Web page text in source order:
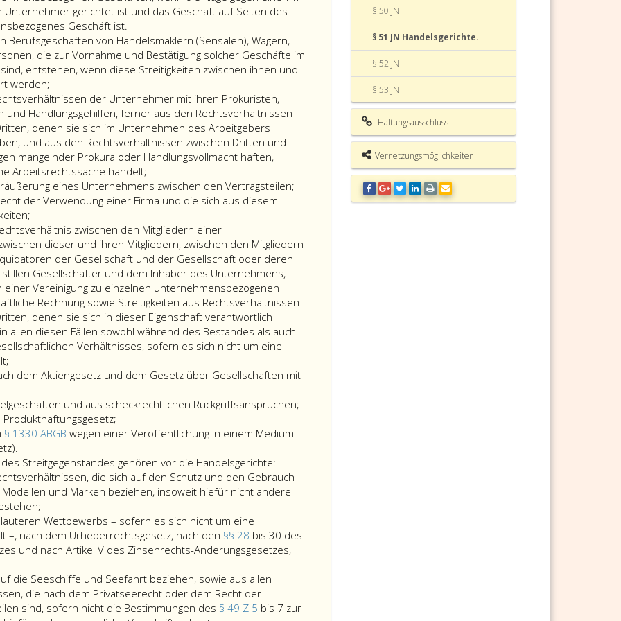
Unternehmer gerichtet ist und das Geschäft auf Seiten des
Geschäft ist.
Berufsgeschäften von Handelsmaklern (Sensalen), Wägern,
die zur Vornahme und Bestätigung solcher Geschäfte im
entstehen, wenn diese Streitigkeiten zwischen ihnen und
werden;
der Unternehmer mit ihren Prokuristen,
und Handlungsgehilfen, ferner aus den Rechtsverhältnissen
denen sie sich im Unternehmen des Arbeitgebers
und aus den Rechtsverhältnissen zwischen Dritten und
mangelnder Prokura oder Handlungsvollmacht haften,
Arbeitsrechtssache handelt;
eines Unternehmens zwischen den Vertragsteilen;
der Verwendung einer Firma und die sich aus diesem
zwischen den Mitgliedern einer
dieser und ihren Mitgliedern, zwischen den Mitgliedern
der Gesellschaft und der Gesellschaft oder deren
Gesellschafter und dem Inhaber des Unternehmens,
einer Vereinigung zu einzelnen unternehmensbezogenen
Rechnung sowie Streitigkeiten aus Rechtsverhältnissen
denen sie sich in dieser Eigenschaft verantwortlich
allen diesen Fällen sowohl während des Bestandes als auch
Verhältnisses, sofern es sich nicht um eine
dem Aktiengesetz und dem Gesetz über Gesellschaften mit
und aus scheckrechtlichen Rückgriffsansprüchen;
§ 1330 ABGB wegen einer Veröffentlichung in einem Medium
nach
dem
Paragraph
1330,
ABGB
wegen
einer
in
einem
Medium
Streitgegenstandes gehören vor die Handelsgerichte:
die sich auf den Schutz und den Gebrauch
und Marken beziehen, insoweit hiefür nicht andere
Wettbewerbs – sofern es sich nicht um eine
–, nach dem Urheberrechtsgesetz, nach den §§ 28 bis 30 des
und nach Artikel V des Zinsenrechts-Änderungsgesetzes,
die Seeschiffe und Seefahrt beziehen, sowie aus allen
die nach dem Privatseerecht oder dem Recht der
sind, sofern nicht die Bestimmungen des § 49 Z 5 bis 7 zur
§ 50 JN
§ 51 JN Handelsgerichte.
§ 52 JN
§ 53 JN
§ 54 JN
§ 55 JN
§ 56 JN
§ 57 JN
Haftungsausschluss
Vernetzungsmöglichkeiten